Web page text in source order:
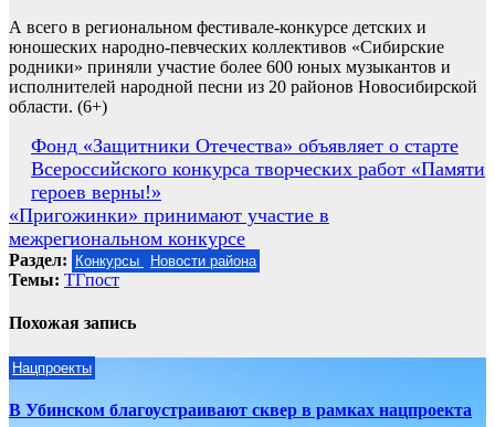
А всего в региональном фестивале-конкурсе детских и
юношеских народно-певческих коллективов «Сибирские
родники» приняли участие более 600 юных музыкантов и
исполнителей народной песни из 20 районов Новосибирской
области. (6+)
Навигация
по
записям
Фонд «Защитники Отечества» объявляет о старте
Всероссийского конкурса творческих работ «Памяти
героев верны!»
«Пригожинки» принимают участие в
межрегиональном конкурсе
Раздел: Конкурсы Новости района
Темы: ТГпост
Похожая запись
Нацпроекты
В Убинском благоустраивают сквер в рамках нацпроекта